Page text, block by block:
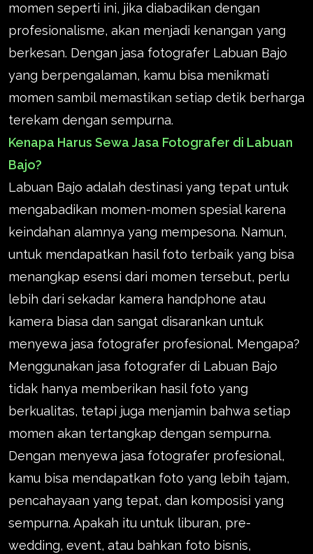
momen seperti ini, jika diabadikan dengan
profesionalisme, akan menjadi kenangan yang
berkesan. Dengan jasa fotografer Labuan Bajo
yang berpengalaman, kamu bisa menikmati
momen sambil memastikan setiap detik berharga
terekam dengan sempurna.
Kenapa Harus Sewa Jasa Fotografer di Labuan
Bajo?
Labuan Bajo adalah destinasi yang tepat untuk
mengabadikan momen-momen spesial karena
keindahan alamnya yang mempesona. Namun,
untuk mendapatkan hasil foto terbaik yang bisa
menangkap esensi dari momen tersebut, perlu
lebih dari sekadar kamera handphone atau
kamera biasa dan sangat disarankan untuk
menyewa jasa fotografer profesional. Mengapa?
Menggunakan jasa fotografer di Labuan Bajo
tidak hanya memberikan hasil foto yang
berkualitas, tetapi juga menjamin bahwa setiap
momen akan tertangkap dengan sempurna.
Dengan menyewa jasa fotografer profesional,
kamu bisa mendapatkan foto yang lebih tajam,
pencahayaan yang tepat, dan komposisi yang
sempurna. Apakah itu untuk liburan, pre-
wedding, event, atau bahkan foto bisnis,